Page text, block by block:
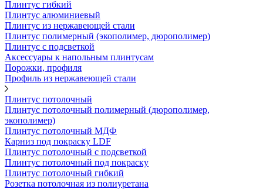
Плинтус гибкий
Плинтус алюминиевый
Плинтус из нержавеющей стали
Плинтус полимерный (экополимер, дюрополимер)
Плинтус с подсветкой
Аксессуары к напольным плинтусам
Порожки, профиля
Профиль из нержавеющей стали
Плинтус потолочный
Плинтус потолочный полимерный (дюрополимер,
экополимер)
Плинтус потолочный МДФ
Карниз под покраску LDF
Плинтус потолочный с подсветкой
Плинтус потолочный под покраску
Плинтус потолочный гибкий
Розетка потолочная из полиуретана